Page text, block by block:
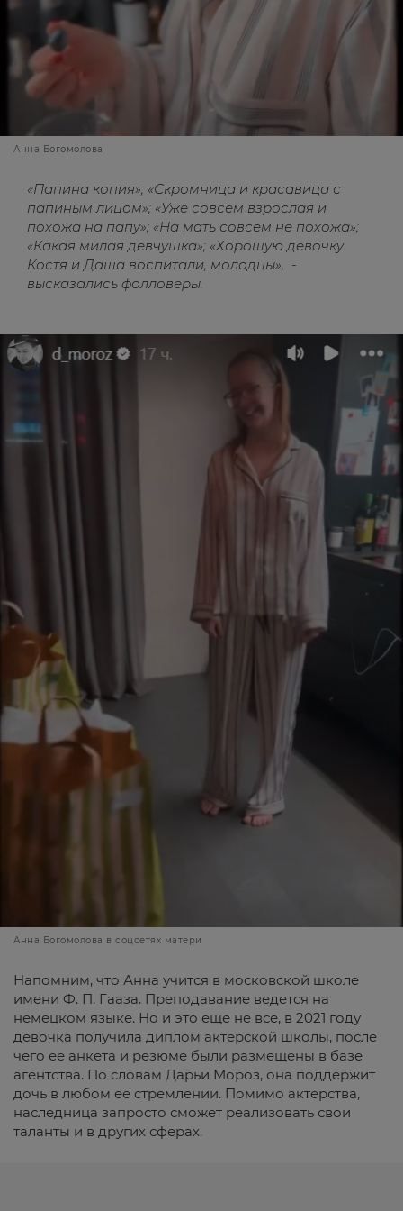
Анна Богомолова
«Папина копия»; «Скромница и красавица с
папиным лицом»; «Уже совсем взрослая и
похожа на папу»; «На мать совсем не похожа»;
«Какая милая девчушка»; «Хорошую девочку
Костя и Даша воспитали, молодцы», -
высказались фолловеры.
Анна Богомолова в соцсетях матери
Напомним, что Анна учится в московской школе
имени Ф. П. Гааза. Преподавание ведется на
немецком языке. Но и это еще не все, в 2021 году
девочка получила диплом актерской школы, после
чего ее анкета и резюме были размещены в базе
агентства. По словам Дарьи Мороз, она поддержит
дочь в любом ее стремлении. Помимо актерства,
наследница запросто сможет реализовать свои
таланты и в других сферах.